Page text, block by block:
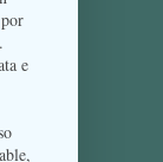
e